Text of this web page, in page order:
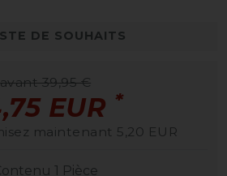
DE SOUHAITS
avant 39,95 €
EUR *
maintenant 5,20 EUR
1 Pièce